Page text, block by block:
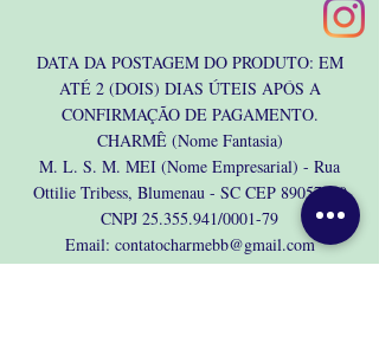
DATA DA POSTAGEM DO PRODUTO: EM
ATÉ 2 (DOIS) DIAS ÚTEIS APÓS A
CONFIRMAÇÃO DE PAGAMENTO.
CHARMÊ (Nome Fantasia)
M. L. S. M. MEI (Nome Empresarial) - Rua
Ottilie Tribess, Blumenau - SC CEP 89057630
CNPJ 25.355.941/0001-79
Email: contatocharmebb@gmail.com
Telefone (47) 99985-8513